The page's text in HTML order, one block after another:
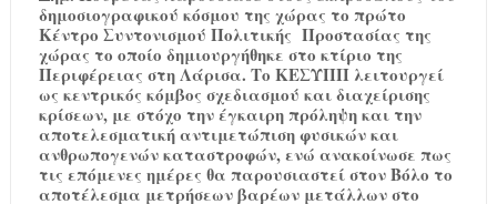
δημοσιογραφικού κόσμου της χώρας το πρώτο
Κέντρο Συντονισμού Πολιτικής Προστασίας της
χώρας το οποίο δημιουργήθηκε στο κτίριο της
Περιφέρειας στη Λάρισα. Το ΚΕΣΥΠΠ λειτουργεί
ως κεντρικός κόμβος σχεδιασμού και διαχείρισης
κρίσεων, με στόχο την έγκαιρη πρόληψη και την
αποτελεσματική αντιμετώπιση φυσικών και
ανθρωπογενών καταστροφών, ενώ ανακοίνωσε πως
τις επόμενες ημέρες θα παρουσιαστεί στον Βόλο το
αποτέλεσμα μετρήσεων βαρέων μετάλλων στο